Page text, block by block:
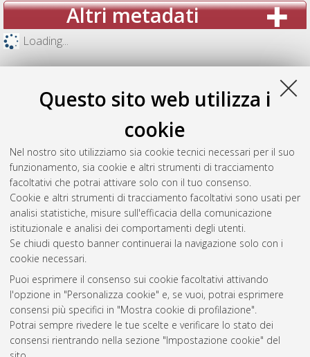
Questo sito web utilizza i
cookie
Nel nostro sito utilizziamo sia cookie tecnici necessari per il suo
funzionamento, sia cookie e altri strumenti di tracciamento
facoltativi che potrai attivare solo con il tuo consenso.
Cookie e altri strumenti di tracciamento facoltativi sono usati per
analisi statistiche, misure sull'efficacia della comunicazione
istituzionale e analisi dei comportamenti degli utenti.
Se chiudi questo banner continuerai la navigazione solo con i
cookie necessari.
Puoi esprimere il consenso sui cookie facoltativi attivando
l'opzione in "Personalizza cookie" e, se vuoi, potrai esprimere
consensi più specifici in "Mostra cookie di profilazione".
Potrai sempre rivedere le tue scelte e verificare lo stato dei
consensi rientrando nella sezione "Impostazione cookie" del
Altri metadati
Loading...
Gestione del documento:
Atom
Rss 1.0
Rss 2.0